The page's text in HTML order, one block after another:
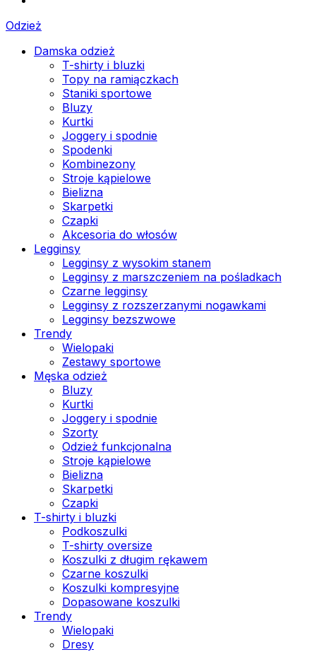
Odzież
Damska odzież
T-shirty i bluzki
Topy na ramiączkach
Staniki sportowe
Bluzy
Kurtki
Joggery i spodnie
Spodenki
Kombinezony
Stroje kąpielowe
Bielizna
Skarpetki
Czapki
Akcesoria do włosów
Legginsy
Legginsy z wysokim stanem
Legginsy z marszczeniem na pośladkach
Czarne legginsy
Legginsy z rozszerzanymi nogawkami
Legginsy bezszwowe
Trendy
Wielopaki
Zestawy sportowe
Męska odzież
Bluzy
Kurtki
Joggery i spodnie
Szorty
Odzież funkcjonalna
Stroje kąpielowe
Bielizna
Skarpetki
Czapki
T-shirty i bluzki
Podkoszulki
T-shirty oversize
Koszulki z długim rękawem
Czarne koszulki
Koszulki kompresyjne
Dopasowane koszulki
Trendy
Wielopaki
Dresy